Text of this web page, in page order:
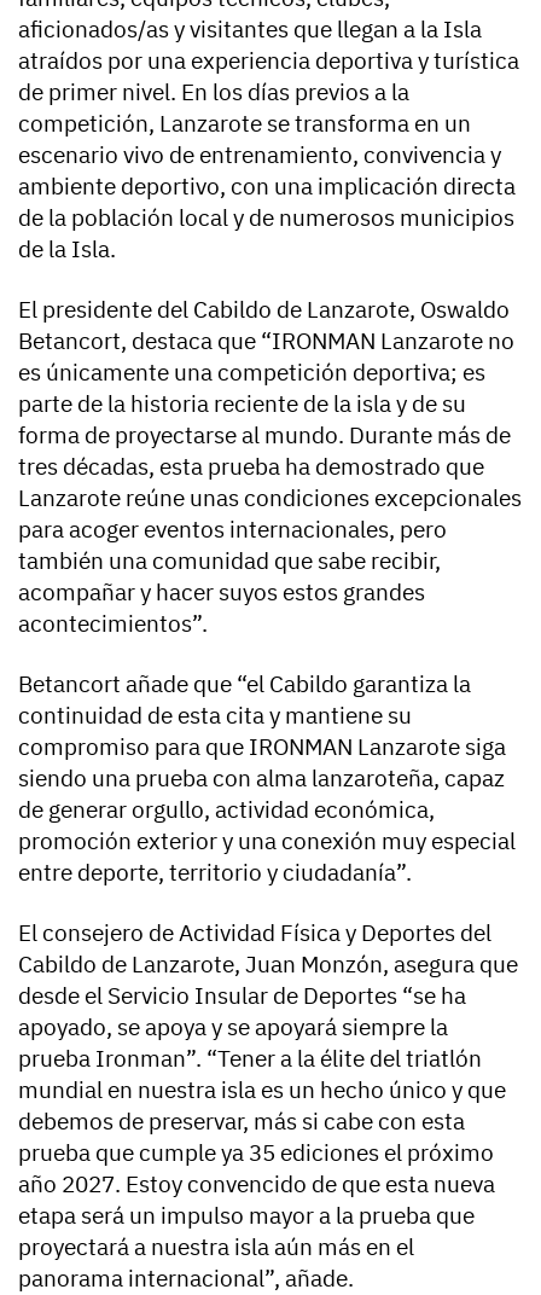
aficionados/as y visitantes que llegan a la Isla
atraídos por una experiencia deportiva y turística
de primer nivel. En los días previos a la
competición, Lanzarote se transforma en un
escenario vivo de entrenamiento, convivencia y
ambiente deportivo, con una implicación directa
de la población local y de numerosos municipios
de la Isla.
El presidente del Cabildo de Lanzarote, Oswaldo
Betancort, destaca que “IRONMAN Lanzarote no
es únicamente una competición deportiva; es
parte de la historia reciente de la isla y de su
forma de proyectarse al mundo. Durante más de
tres décadas, esta prueba ha demostrado que
Lanzarote reúne unas condiciones excepcionales
para acoger eventos internacionales, pero
también una comunidad que sabe recibir,
acompañar y hacer suyos estos grandes
acontecimientos”.
Betancort añade que “el Cabildo garantiza la
continuidad de esta cita y mantiene su
compromiso para que IRONMAN Lanzarote siga
siendo una prueba con alma lanzaroteña, capaz
de generar orgullo, actividad económica,
promoción exterior y una conexión muy especial
entre deporte, territorio y ciudadanía”.
El consejero de Actividad Física y Deportes del
Cabildo de Lanzarote, Juan Monzón, asegura que
desde el Servicio Insular de Deportes “se ha
apoyado, se apoya y se apoyará siempre la
prueba Ironman”. “Tener a la élite del triatlón
mundial en nuestra isla es un hecho único y que
debemos de preservar, más si cabe con esta
prueba que cumple ya 35 ediciones el próximo
año 2027. Estoy convencido de que esta nueva
etapa será un impulso mayor a la prueba que
proyectará a nuestra isla aún más en el
panorama internacional”, añade.